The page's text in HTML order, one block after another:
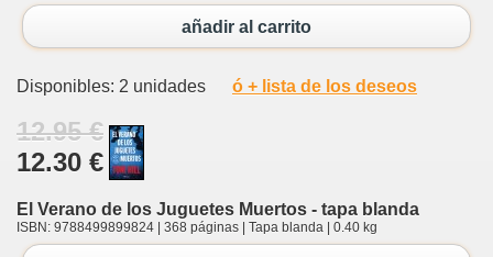
añadir al carrito
Disponibles: 2 unidades ó + lista de los deseos
12.95 €
12.30 €
El Verano de los Juguetes Muertos - tapa blanda
ISBN: 9788499899824 | 368 páginas | Tapa blanda | 0.40 kg